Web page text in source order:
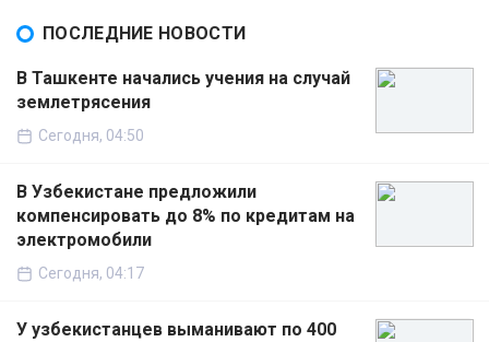
ПОСЛЕДНИЕ НОВОСТИ
В Ташкенте начались учения на случай
землетрясения
Сегодня, 04:50
В Узбекистане предложили
компенсировать до 8% по кредитам на
электромобили
Сегодня, 04:17
У узбекистанцев выманивают по 400